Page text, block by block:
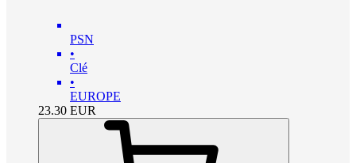
PSN
•
Clé
•
EUROPE
23.30 EUR